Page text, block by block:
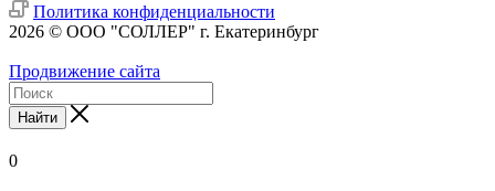
Политика конфиденциальности
2026 © ООО "СОЛЛЕР" г. Екатеринбург
Продвижение сайта
Найти
0